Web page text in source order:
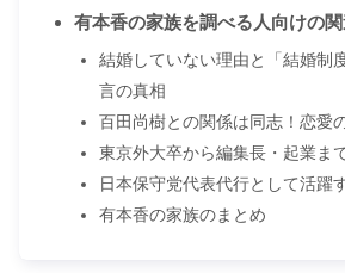
有本香の家族を調べる人向けの
結婚していない理由と「結婚制
言の真相
百田尚樹との関係は同志！恋愛
東京外大卒から編集長・起業ま
日本保守党代表代行として活躍
有本香の家族のまとめ